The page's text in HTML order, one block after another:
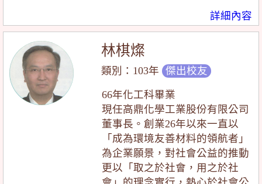
詳細內容
林棋燦
類別：103年 傑出校友
66年化工科畢業
現任高鼎化學工業股份有限公司
董事長。創業26年以來一直以
「成為環境友善材料的領航者」
為企業願景，對社會公益的推動
更以「取之於社會，用之於社